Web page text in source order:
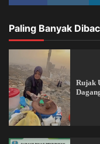
Paling Banyak
Rujak